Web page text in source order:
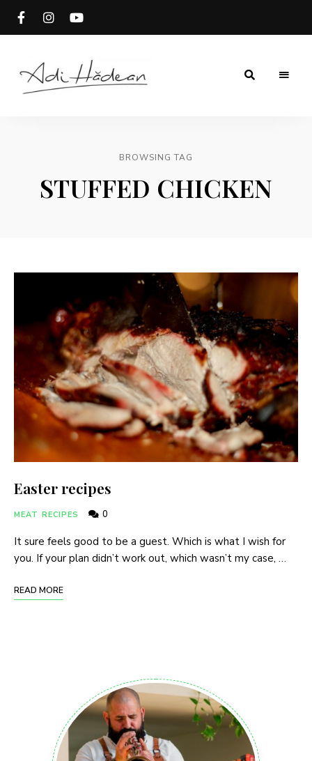
BROWSING TAG
STUFFED CHICKEN
Easter recipes
MEAT RECIPES 0
It sure feels good to be a guest. Which is what I wish for
you. If your plan didn’t work out, which wasn’t my case, …
READ MORE